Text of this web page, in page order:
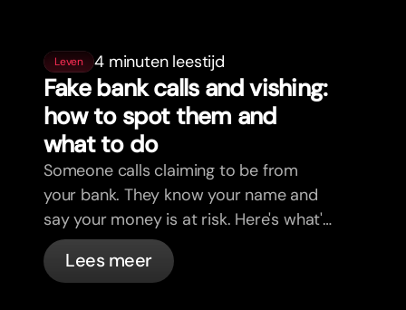
Leven 4 minuten leestijd
Fake bank calls and vishing:
how to spot them and
what to do
Someone calls claiming to be from
your bank. They know your name and
say your money is at risk. Here's what's
actually happening, and what to do.
Lees meer